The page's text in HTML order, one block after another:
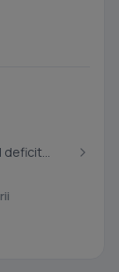
deficit